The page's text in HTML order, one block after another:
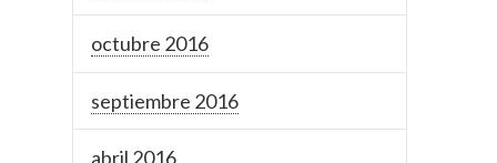
octubre 2016
septiembre 2016
abril 2016